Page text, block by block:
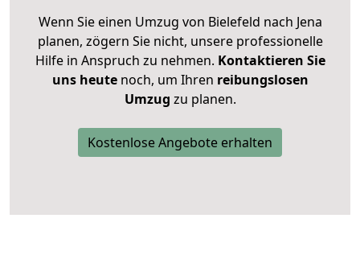
Wenn Sie einen Umzug von Bielefeld nach Jena
planen, zögern Sie nicht, unsere professionelle
Hilfe in Anspruch zu nehmen. Kontaktieren Sie
uns heutenoch, um Ihren reibungslosen
Umzug zu planen.
Kostenlose Angebote erhalten